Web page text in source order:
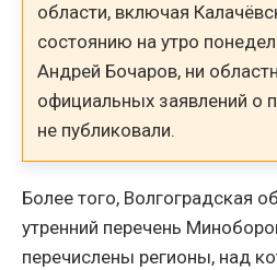
области, включая
состоянию на утро
Андрей Бочаров, ни
официальных заявлений о
не публиковали.
Более того, Волгоградская
утренний перечень
перечислены регионы, над